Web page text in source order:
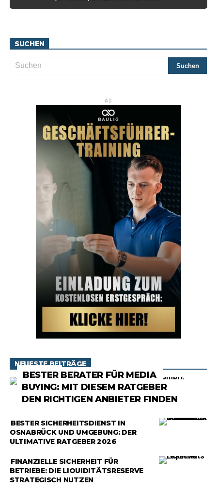
SUCHEN
AD
NEUESTE BEITRÄGE
BESTER BERATER FÜR MEDIA
BUYING: MIT DIESEM RATGEBER
DEN RICHTIGEN ANBIETER FINDEN
RATGEBER
BESTER SICHERHEITSDIENST IN
OSNABRÜCK UND UMGEBUNG: DER
ULTIMATIVE RATGEBER 2026
RATGEBER
FINANZIELLE SICHERHEIT FÜR
BETRIEBE: DIE LIQUIDITÄTSRESERVE
STRATEGISCH NUTZEN